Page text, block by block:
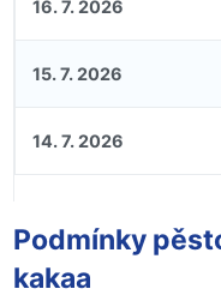
16. 7. 2026
15. 7. 2026
14. 7. 2026
Podmínky
kakaa